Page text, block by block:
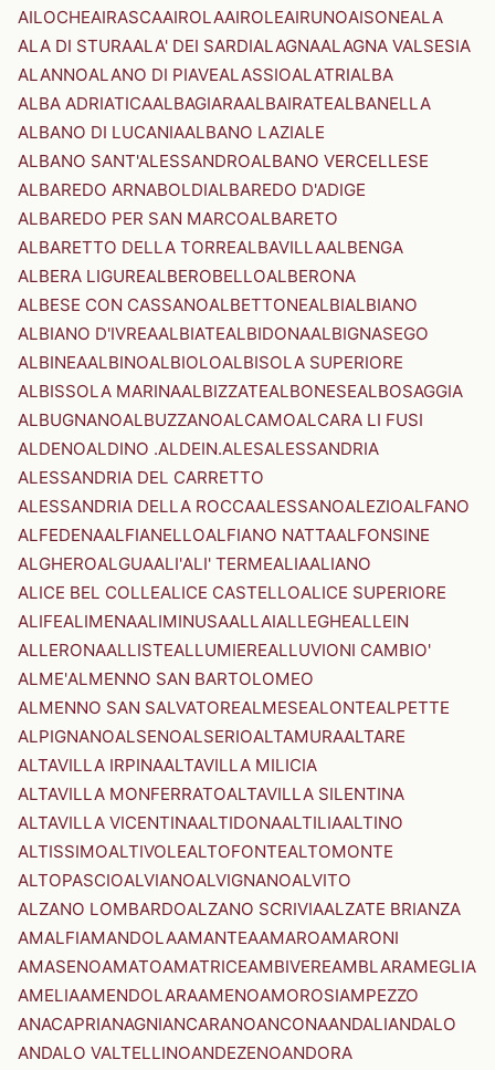
AILOCHEAIRASCAAIROLAAIROLEAIRUNOAISONEALA
ALA DI STURAALA' DEI SARDIALAGNAALAGNA VALSESIA
ALANNOALANO DI PIAVEALASSIOALATRIALBA
ALBA ADRIATICAALBAGIARAALBAIRATEALBANELLA
ALBANO DI LUCANIAALBANO LAZIALE
ALBANO SANT'ALESSANDROALBANO VERCELLESE
ALBAREDO ARNABOLDIALBAREDO D'ADIGE
ALBAREDO PER SAN MARCOALBARETO
ALBARETTO DELLA TORREALBAVILLAALBENGA
ALBERA LIGUREALBEROBELLOALBERONA
ALBESE CON CASSANOALBETTONEALBIALBIANO
ALBIANO D'IVREAALBIATEALBIDONAALBIGNASEGO
ALBINEAALBINOALBIOLOALBISOLA SUPERIORE
ALBISSOLA MARINAALBIZZATEALBONESEALBOSAGGIA
ALBUGNANOALBUZZANOALCAMOALCARA LI FUSI
ALDENOALDINO .ALDEIN.ALESALESSANDRIA
ALESSANDRIA DEL CARRETTO
ALESSANDRIA DELLA ROCCAALESSANOALEZIOALFANO
ALFEDENAALFIANELLOALFIANO NATTAALFONSINE
ALGHEROALGUAALI'ALI' TERMEALIAALIANO
ALICE BEL COLLEALICE CASTELLOALICE SUPERIORE
ALIFEALIMENAALIMINUSAALLAIALLEGHEALLEIN
ALLERONAALLISTEALLUMIEREALLUVIONI CAMBIO'
ALME'ALMENNO SAN BARTOLOMEO
ALMENNO SAN SALVATOREALMESEALONTEALPETTE
ALPIGNANOALSENOALSERIOALTAMURAALTARE
ALTAVILLA IRPINAALTAVILLA MILICIA
ALTAVILLA MONFERRATOALTAVILLA SILENTINA
ALTAVILLA VICENTINAALTIDONAALTILIAALTINO
ALTISSIMOALTIVOLEALTOFONTEALTOMONTE
ALTOPASCIOALVIANOALVIGNANOALVITO
ALZANO LOMBARDOALZANO SCRIVIAALZATE BRIANZA
AMALFIAMANDOLAAMANTEAAMAROAMARONI
AMASENOAMATOAMATRICEAMBIVEREAMBLARAMEGLIA
AMELIAAMENDOLARAAMENOAMOROSIAMPEZZO
ANACAPRIANAGNIANCARANOANCONAANDALIANDALO
ANDALO VALTELLINOANDEZENOANDORA